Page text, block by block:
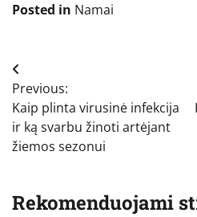
Posted in Namai
Navigacija
tarp
įrašų
Previous:
Kaip plinta virusinė infekcija
ir ką svarbu žinoti artėjant
žiemos sezonui
Rekomenduojami